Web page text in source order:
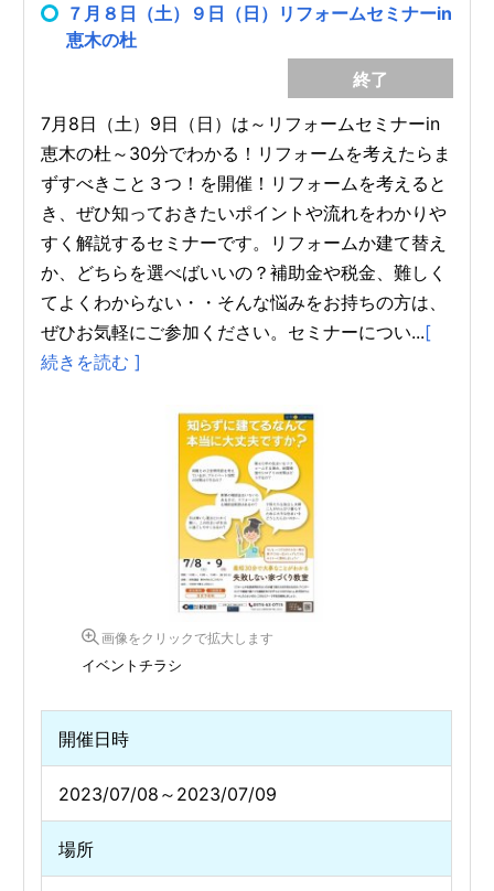
７月８日（土）９日（日）リフォームセミナーin
恵木の杜
終了
7月8日（土）9日（日）は～リフォームセミナーin
恵木の杜～30分でわかる！リフォームを考えたらま
ずすべきこと３つ！を開催！リフォームを考えると
き、ぜひ知っておきたいポイントや流れをわかりや
すく解説するセミナーです。リフォームか建て替え
か、どちらを選べばいいの？補助金や税金、難しく
てよくわからない・・そんな悩みをお持ちの方は、
ぜひお気軽にご参加ください。セミナーについ...[
続きを読む ]
画像をクリックで拡大します
イベントチラシ
開催日時
2023/07/08～2023/07/09
場所